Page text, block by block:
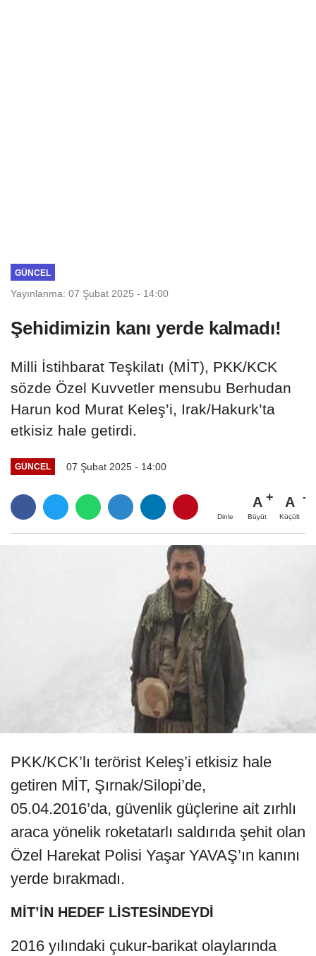
GÜNCEL
Yayınlanma: 07 Şubat 2025 - 14:00
Şehidimizin kanı yerde kalmadı!
Milli İstihbarat Teşkilatı (MİT), PKK/KCK
sözde Özel Kuvvetler mensubu Berhudan
Harun kod Murat Keleş’i, Irak/Hakurk’ta
etkisiz hale getirdi.
GÜNCEL 07 Şubat 2025 - 14:00
Dinle
A
Büyüt
A
Küçült
PKK/KCK’lı terörist Keleş’i etkisiz hale
getiren MİT, Şırnak/Silopi’de,
05.04.2016’da, güvenlik güçlerine ait zırhlı
araca yönelik roketatarlı saldırıda şehit olan
Özel Harekat Polisi Yaşar YAVAŞ’ın kanını
yerde bırakmadı.
MİT’İN HEDEF LİSTESİNDEYDİ
2016 yılındaki çukur-barikat olaylarında